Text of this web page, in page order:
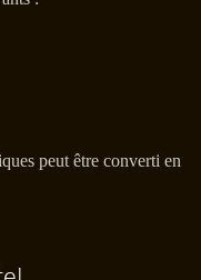
peut être converti en